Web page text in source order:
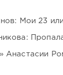
Мои 23
Анастасии